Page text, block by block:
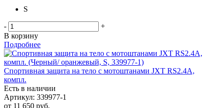
S
-
+
В корзину
Подробнее
Спортивная защита на тело с мотоштанами JXT RS2.4A,
компл.
Есть в наличии
Артикул: 339977-1
от 11 650 руб.